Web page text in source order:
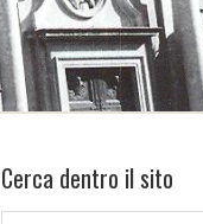
Cerca dentro il sito